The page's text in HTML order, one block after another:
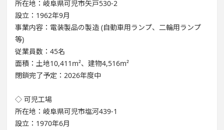
所在地：岐阜県可児市矢戸530-2
設立：1962年9月
事業内容：電装製品の製造 (自動車用ランプ、二輪用ランプ
等)
従業員数：45名
面積：土地10,411m²、建物4,516m²
閉鎖完了予定：2026年度中
◇ 可児工場
所在地：岐阜県可児市塩河439-1
設立：1970年6月